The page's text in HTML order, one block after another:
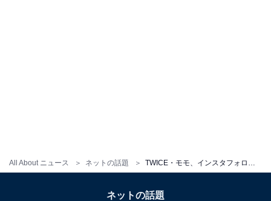
All About ニュース ネットの話題
ネットの話題